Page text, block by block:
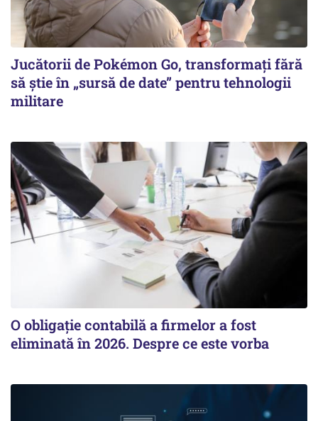
Jucătorii de Pokémon Go, transformați fără
să știe în „sursă de date” pentru tehnologii
militare
O obligație contabilă a firmelor a fost
eliminată în 2026. Despre ce este vorba